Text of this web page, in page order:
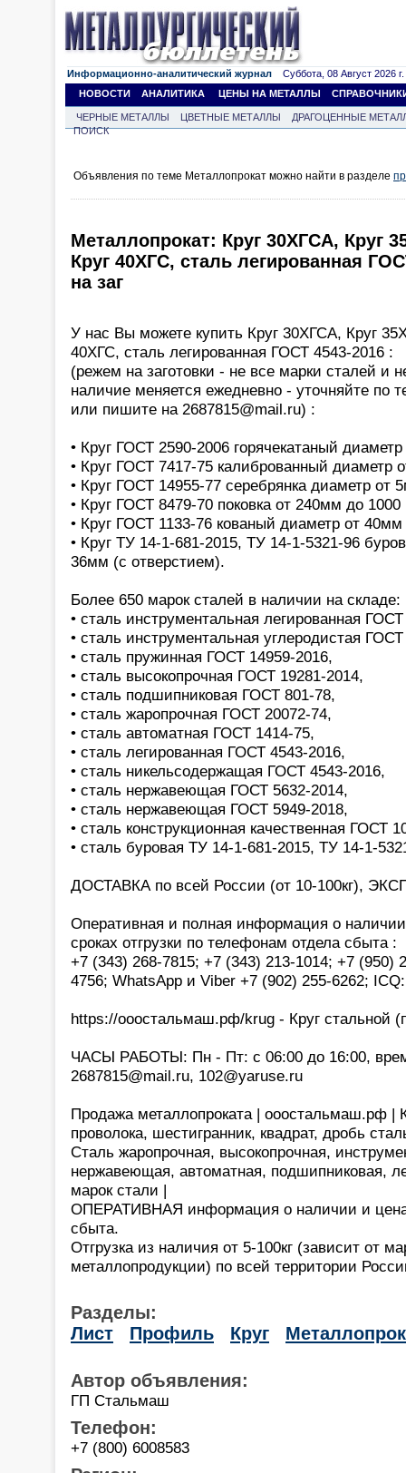
Информационно-аналитический журнал Суббота, 08 Август 2026 г.
НОВОСТИ
АНАЛИТИКА ЦЕНЫ НА МЕТАЛЛЫ
ЧЕРНЫЕ МЕТАЛЛЫ ЦВЕТНЫЕ МЕТАЛЛЫ
ДРАГОЦЕННЫЕ
ПОИСК
Объявления по теме Металлопрокат можно найти в разделе
Металлопрокат: Круг 30ХГСА, Круг
Круг 40ХГС, сталь легированная
на заг
У нас Вы можете купить Круг 30ХГСА, Круг
40ХГС, сталь легированная ГОСТ 4543-2016 :
(режем на заготовки - не все марки сталей и
наличие меняется ежедневно - уточняйте по
или пишите на 2687815@mail.ru) :
• Круг ГОСТ 2590-2006 горячекатаный
• Круг ГОСТ 7417-75 калиброванный диаметр
• Круг ГОСТ 14955-77 серебрянка диаметр от
• Круг ГОСТ 8479-70 поковка от 240мм до
• Круг ГОСТ 1133-76 кованый диаметр от
• Круг ТУ 14-1-681-2015, ТУ 14-1-5321-96
36мм (с отверстием).
Более 650 марок сталей в наличии на складе:
• сталь инструментальная легированная
• сталь инструментальная углеродистая
• сталь пружинная ГОСТ 14959-2016,
• сталь высокопрочная ГОСТ 19281-2014,
• сталь подшипниковая ГОСТ 801-78,
• сталь жаропрочная ГОСТ 20072-74,
• сталь автоматная ГОСТ 1414-75,
• сталь легированная ГОСТ 4543-2016,
• сталь никельсодержащая ГОСТ 4543-2016,
• сталь нержавеющая ГОСТ 5632-2014,
• сталь нержавеющая ГОСТ 5949-2018,
• сталь конструкционная качественная ГОСТ
• сталь буровая ТУ 14-1-681-2015, ТУ 14-1-
ДОСТАВКА по всей России (от 10-100кг),
Оперативная и полная информация о
сроках отгрузки по телефонам отдела сбыта :
+7 (343) 268-7815; +7 (343) 213-1014; +7 (950)
4756; WhatsApp и Viber +7 (902) 255-6262;
https://ооостальмаш.рф/krug - Круг стальной
ЧАСЫ РАБОТЫ: Пн - Пт: с 06:00 до 16:00,
2687815@mail.ru, 102@yaruse.ru
Продажа металлопроката | ооостальмаш.рф |
проволока, шестигранник, квадрат, дробь
Сталь жаропрочная, высокопрочная,
нержавеющая, автоматная, подшипниковая,
марок стали |
ОПЕРАТИВНАЯ информация о наличии и
сбыта.
Отгрузка из наличия от 5-100кг (зависит от
металлопродукции) по всей территории
Разделы:
Лист
Профиль Круг
Автор объявления:
ГП Стальмаш
Телефон:
+7 (800) 6008583